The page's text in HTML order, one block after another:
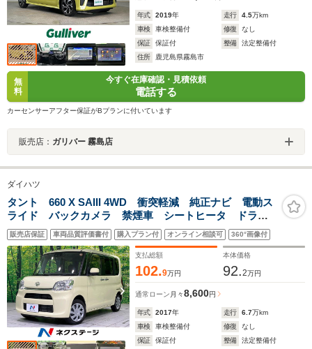
年式 2019年 走行 4.5万km
車検
車検整備付 修復
なし
保証
保証付 整備
法定整備付
住所
鹿児島県霧島市
無
料
今すぐ在庫確認・見積依頼
電話する
カーセンサーアフター保証がBプランに付いています
販売店： ガリバー 霧島店
ダイハツ
タント 660 X SAIII 4WD 衝突軽減 純正ナビ 電動ス
ライド バックカメラ 禁煙車 シートヒータ ドラレ
コ ETC オートライト オートエアコン Blueooth
CD/DVD再生 スマートキー
販売店保証 車両品質評価書付 購入プラン付 オンライン相談可 360°画像付
支払総額
102.9万円
本体価格
92.2万円
通常ローン 月々8,600円
年式 2017年 走行 6.7万km
車検
車検整備付 修復
なし
保証
保証付 整備
法定整備付